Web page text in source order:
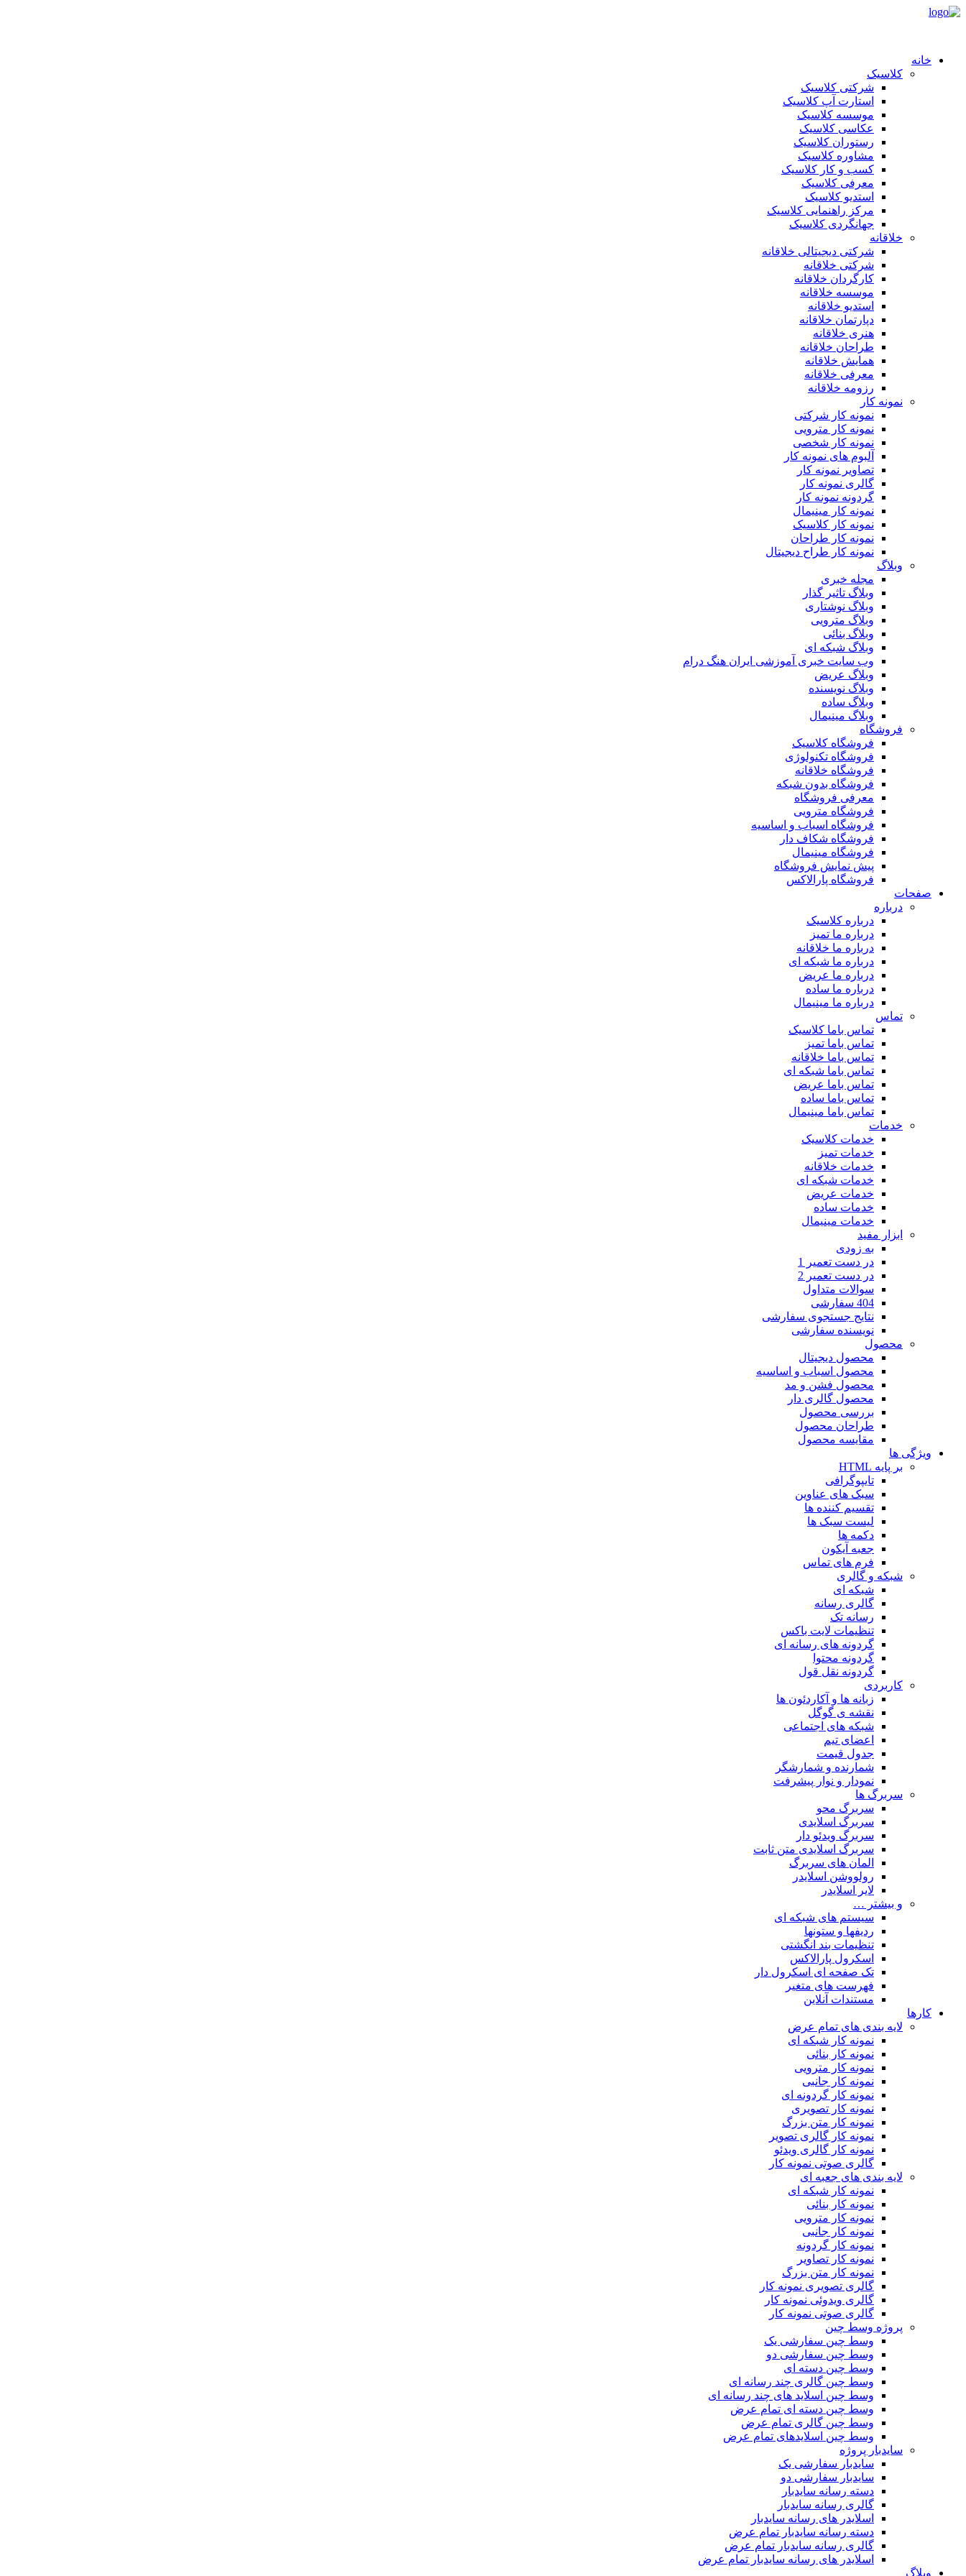
خانه
کلاسیک
شرکتی کلاسیک
استارت آپ کلاسیک
موسسه کلاسیک
عکاسی کلاسیک
رستوران کلاسیک
مشاوره کلاسیک
کسب و کار کلاسیک
معرفی کلاسیک
استدیو کلاسیک
مرکز راهنمایی کلاسیک
جهانگردی کلاسیک
خلاقانه
شرکتی دیجیتالی خلاقانه
شرکتی خلاقانه
کارگردان خلاقانه
موسسه خلاقانه
استدیو خلاقانه
دپارتمان خلاقانه
هنری خلاقانه
طراحان خلاقانه
همایش خلاقانه
معرفی خلاقانه
رزومه خلاقانه
نمونه کار
نمونه کار شرکتی
نمونه کار مترویی
نمونه کار شخصی
آلبوم های نمونه کار
تصاویر نمونه کار
گالری نمونه کار
گردونه نمونه کار
نمونه کار مینیمال
نمونه کار کلاسیک
نمونه کار طراحان
نمونه کار طراح دیجیتال
وبلاگ
مجله خبری
وبلاگ تاثیر گذار
وبلاگ نوشتاری
وبلاگ مترویی
وبلاگ بنائی
وبلاگ شبکه ای
وب سایت خبری آموزشی ایران هنگ درام
وبلاگ عریض
وبلاگ نویسنده
وبلاگ ساده
وبلاگ مینیمال
فروشگاه
فروشگاه کلاسیک
فروشگاه تکنولوژی
فروشگاه خلاقانه
فروشگاه بدون شبکه
معرفی فروشگاه
فروشگاه مترویی
فروشگاه اسباب و اساسیه
فروشگاه شکاف دار
فروشگاه مینیمال
پیش نمایش فروشگاه
فروشگاه پارالاکس
صفحات
درباره
درباره کلاسیک
درباره ما تمیز
درباره ما خلاقانه
درباره ما شبکه ای
درباره ما عریض
درباره ما ساده
درباره ما مینیمال
تماس
تماس باما کلاسیک
تماس باما تمیز
تماس باما خلاقانه
تماس باما شبکه ای
تماس باما عریض
تماس باما ساده
تماس باما مینیمال
خدمات
خدمات کلاسیک
خدمات تمیز
خدمات خلاقانه
خدمات شبکه ای
خدمات عریض
خدمات ساده
خدمات مینیمال
ابزار مفید
به زودی
در دست تعمیر 1
در دست تعمیر 2
سوالات متداول
404 سفارشی
نتایج جستجوی سفارشی
نویسنده سفارشی
محصول
محصول دیجیتال
محصول اسباب و اساسیه
محصول فشن و مد
محصول گالری دار
بررسی محصول
طراحان محصول
مقایسه محصول
ویژگی ها
بر پایه HTML
تایپوگرافی
سبک های عناوین
تقسیم کننده ها
لیست سبک ها
دکمه ها
جعبه آیکون
فرم های تماس
شبکه و گالری
شبکه ای
گالری رسانه
رسانه تک
تنظیمات لایت باکس
گردونه های رسانه ای
گردونه محتوا
گردونه نقل قول
کاربردی
زبانه ها و آکاردئون ها
نقشه ی گوگل
شبکه های اجتماعی
اعضای تیم
جدول قیمت
شمارنده و شمارشگر
نمودار و نوار پیشرفت
سربرگ ها
سربرگ محو
سربرگ اسلایدی
سربرگ ویدئو دار
سربرگ اسلایدی متن ثابت
المان های سربرگ
رولووشن اسلایدر
لایر اسلایدر
و بیشتر …
سیستم های شبکه ای
ردیفها و ستونها
تنظیمات بند انگشتی
اسکرول پارالاکس
تک صفحه ای اسکرول دار
فهرست های متغیر
مستندات آنلاین
کارها
لایه بندی های تمام عرض
نمونه کار شبکه ای
نمونه کار بنائی
نمونه کار مترویی
نمونه کار جانبی
نمونه کار گردونه ای
نمونه کار تصویری
نمونه کار متن بزرگ
نمونه کار گالری تصویر
نمونه کار گالری ویدئو
گالری صوتی نمونه کار
لایه بندی های جعبه ای
نمونه کار شبکه ای
نمونه کار بنائی
نمونه کار مترویی
نمونه کار جانبی
نمونه کار گردونه
نمونه کار تصاویر
نمونه کار متن بزرگ
گالری تصویری نمونه کار
گالری ویدوئی نمونه کار
گالری صوتی نمونه کار
پروژه وسط چین
وسط چین سفارشی یک
وسط چین سفارشی دو
وسط چین دسته ای
وسط چین گالری چند رسانه ای
وسط چین اسلاید های چند رسانه ای
وسط چین دسته ای تمام عرض
وسط چین گالری تمام عرض
وسط چین اسلایدهای تمام عرض
سایدبار پروژه
سایدبار سفارشی یک
سایدبار سفارشی دو
دسته رسانه سایدبار
گالری رسانه سایدبار
اسلایدر های رسانه سایدبار
دسته رسانه سایدبار تمام عرض
گالری رسانه سایدبار تمام عرض
اسلایدر های رسانه سایدبار تمام عرض
وبلاگ